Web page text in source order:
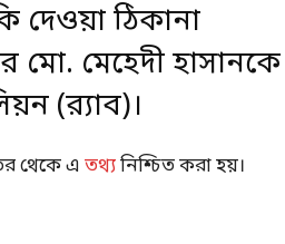
দেওয়া ঠিকানা
মেহেদী হাসানকে
(র‍্যাব)।
থেকে এ তথ্যনিশ্চিত করা হয়।